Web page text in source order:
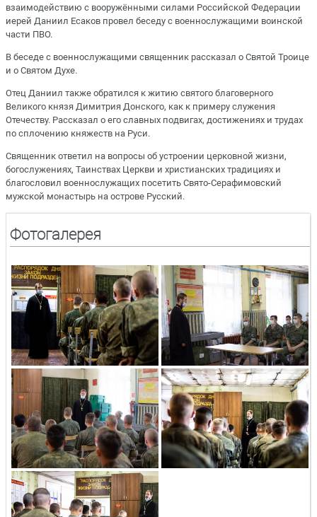
взаимодействию с вооружёнными силами Российской Федерации
иерей Даниил Есаков провел беседу с военнослужащими воинской
части ПВО.
В беседе с военнослужащими священник рассказал о Святой Троице
и о Святом Духе.
Отец Даниил также обратился к житию святого благоверного
Великого князя Димитрия Донского, как к примеру служения
Отечеству. Рассказал о его славных подвигах, достижениях и трудах
по сплочению княжеств на Руси.
Священник ответил на вопросы об устроении церковной жизни,
богослужениях, Таинствах Церкви и христианских традициях и
благословил военнослужащих посетить Свято-Серафимовский
мужской монастырь на острове Русский.
Фотогалерея